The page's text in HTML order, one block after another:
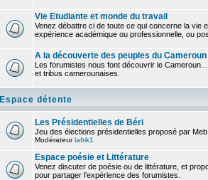
Vie Etudiante et monde du travail
Venez débattre ci de toute ce qui concerne la vie
expérience académique ou professionnelle, ou
A la découverte des peuples du Cameroun
Les forumistes nous font découvrir le
et tribus camerounaises.
Espace détente
Les Présidentielles de Béri
Jeu des élections présidentielles proposé par Meb
Modérateurlafrik1
Espace poésie et Littérature
Venez discuter de poésie ou de littérature, et
pour partager l'expérience des forumistes.